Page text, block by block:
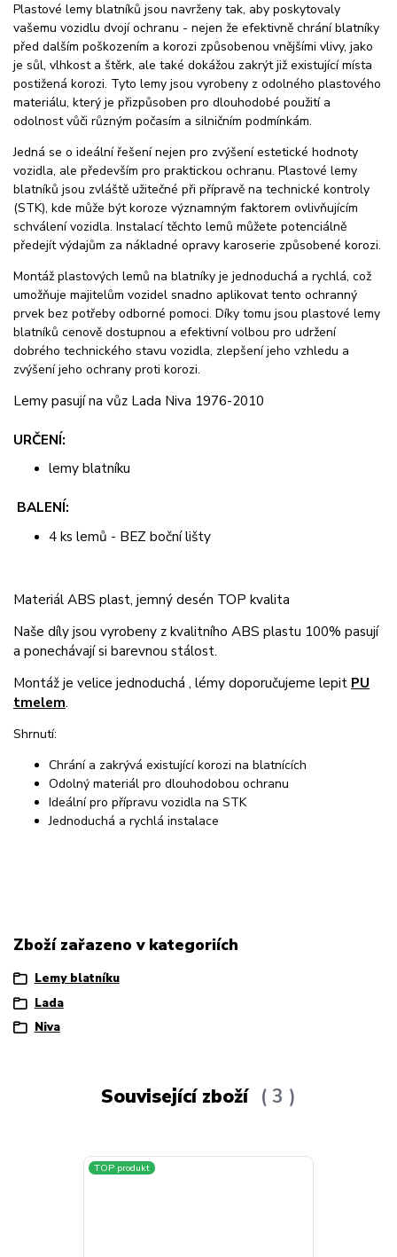
Plastové lemy blatníků jsou navrženy tak, aby poskytovaly
vašemu vozidlu dvojí ochranu - nejen že efektivně chrání blatníky
před dalším poškozením a korozi způsobenou vnějšími vlivy, jako
je sůl, vlhkost a štěrk, ale také dokážou zakrýt již existující místa
postižená korozi. Tyto lemy jsou vyrobeny z odolného plastového
materiálu, který je přizpůsoben pro dlouhodobé použití a
odolnost vůči různým počasím a silničním podmínkám.
Jedná se o ideální řešení nejen pro zvýšení estetické hodnoty
vozidla, ale především pro praktickou ochranu. Plastové lemy
blatníků jsou zvláště užitečné při přípravě na technické kontroly
(STK), kde může být koroze významným faktorem ovlivňujícím
schválení vozidla. Instalací těchto lemů můžete potenciálně
předejít výdajům za nákladné opravy karoserie způsobené korozi.
Montáž plastových lemů na blatníky je jednoduchá a rychlá, což
umožňuje majitelům vozidel snadno aplikovat tento ochranný
prvek bez potřeby odborné pomoci. Díky tomu jsou plastové lemy
blatníků cenově dostupnou a efektivní volbou pro udržení
dobrého technického stavu vozidla, zlepšení jeho vzhledu a
zvýšení jeho ochrany proti korozi.
Lemy pasují na vůz Lada Niva 1976-2010
URČENÍ:
lemy blatníku
BALENÍ:
4 ks lemů - BEZ boční lišty
Materiál ABS plast, jemný desén TOP kvalita
Naše díly jsou vyrobeny z kvalitního ABS plastu 100% pasují
a ponechávají si barevnou stálost.
Montáž je velice jednoduchá , lémy doporučujeme lepit PU
tmelem.
Shrnutí:
Chrání a zakrývá existující korozi na blatnících
Odolný materiál pro dlouhodobou ochranu
Ideální pro přípravu vozidla na STK
Jednoduchá a rychlá instalace
Zboží zařazeno v kategoriích
Lemy blatníku
Lada
Niva
Související zboží 3
TOP produkt